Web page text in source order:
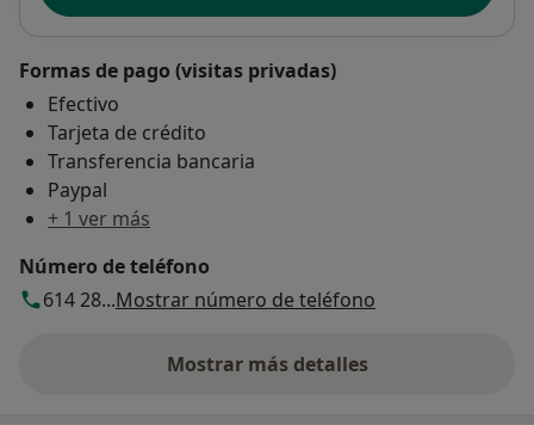
Formas de pago (visitas privadas)
Efectivo
Tarjeta de crédito
Transferencia bancaria
Paypal
+ 1 ver más
Número de teléfono
614 28...Mostrar número de teléfono
Mostrar más detalles
sobre la dirección